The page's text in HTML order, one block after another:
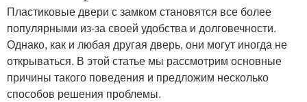
Пластиковые двери с замком становятся все более
популярными из-за своей удобства и долговечности.
Однако, как и любая другая дверь, они могут иногда не
открываться. В этой статье мы рассмотрим основные
причины такого поведения и предложим несколько
способов решения проблемы.